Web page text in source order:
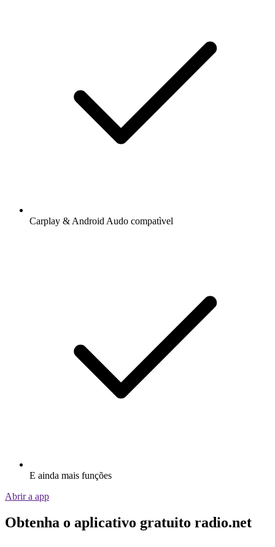
Carplay & Android Audo compatìvel
E ainda mais funções
Abrir a app
Obtenha o aplicativo gratuito radio.net